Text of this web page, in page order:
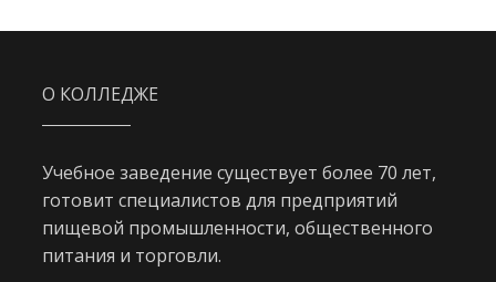
О КОЛЛЕДЖЕ
Учебное заведение существует более 70 лет,
готовит специалистов для предприятий
пищевой промышленности, общественного
питания и торговли.